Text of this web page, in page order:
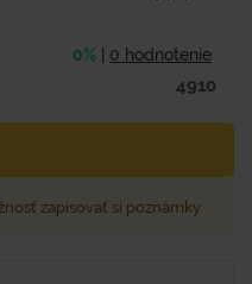
0% 0 hodnotenie
4910
zapisovať si poznámky